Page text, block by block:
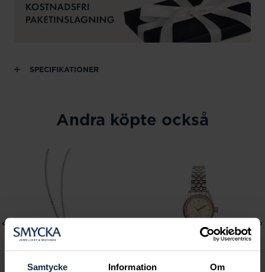
Samtycke Information Om
SPECIFIKATIONER
Andra köpte också